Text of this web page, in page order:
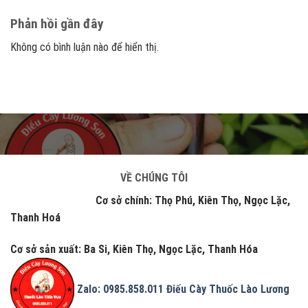
Phản hồi gần đây
Không có bình luận nào để hiển thị.
VỀ CHÚNG TÔI
Cơ sở chính: Thọ Phú, Kiên Thọ, Ngọc Lặc,
Thanh Hoá
Cơ sở sản xuất: Ba Si, Kiên Thọ, Ngọc Lặc, Thanh Hóa
Zalo: 0985.858.011 Điếu Cày Thuốc Lào Lương